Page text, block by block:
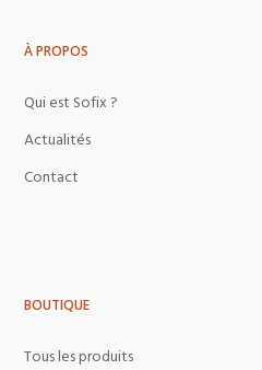
À PROPOS
Qui est Sofix ?
Actualités
Contact
BOUTIQUE
Tous les produits